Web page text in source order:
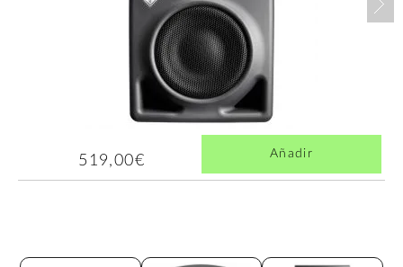
519,00€ Añadir